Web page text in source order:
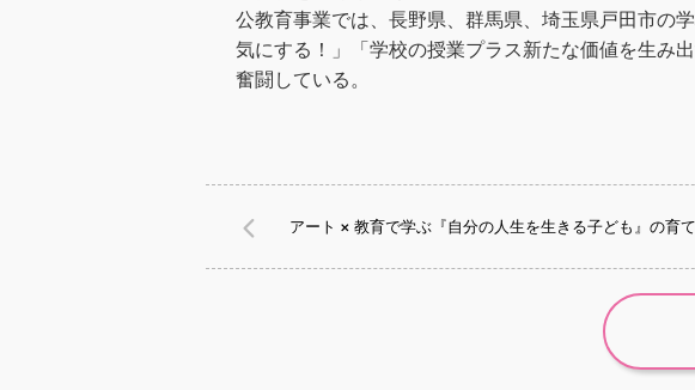
公教育事業では、長野県、群馬県、埼玉県戸田市の
気にする！」「学校の授業プラス新たな価値を生み
奮闘している。
アート × 教育で学ぶ『自分の人生を生きる子ども』の育